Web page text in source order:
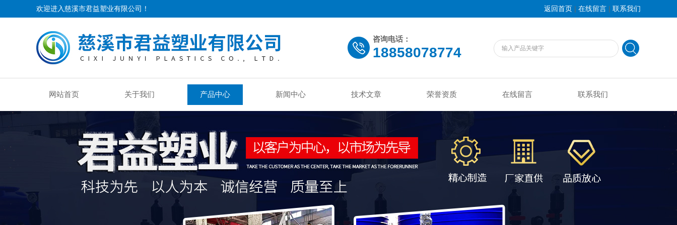
欢迎进入慈溪市君益塑业有限公司！ 返回首页 | 在线留言 | 联系我们
咨询电话：
18858078774
网站首页 关于我们 产品中心 新闻中心 技术文章 荣誉资质 在线留言 联系我们